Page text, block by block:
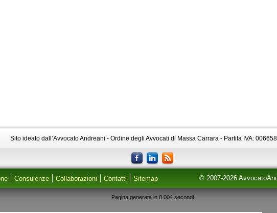
Sito ideato dall’Avvocato Andreani - Ordine degli Avvocati di Massa Carrara - Partita IVA:
Consulenze Collaborazioni Contatti Sitemap © 2007-2026
Pagina generata in 0.004 secondi